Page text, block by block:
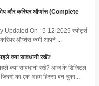
और करियर ऑप्शंस (Complete
On : 5-12-2025 स्पोर्ट्स
करियर ऑप्शंस कभी आपने ...
क्या सावधानी रखें?
क्या सावधानी रखें? आज के डिजिटल
का एक अहम हिस्सा बन चुका...